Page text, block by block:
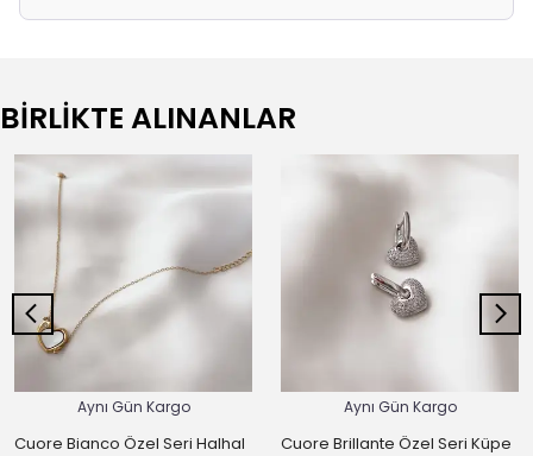
BİRLİKTE ALINANLAR
Aynı Gün Kargo
Cuore Bianco Özel Seri Halhal
Aynı Gün Kargo
Cuore Brillante Özel Seri Küpe